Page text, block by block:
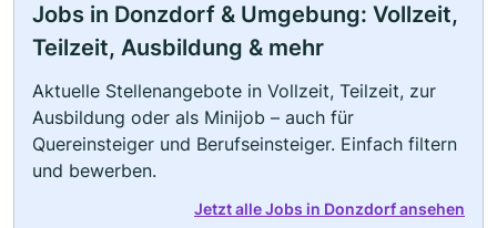
Jobs in Donzdorf & Umgebung: Vollzeit,
Teilzeit, Ausbildung & mehr
Aktuelle Stellenangebote in Vollzeit, Teilzeit, zur
Ausbildung oder als Minijob – auch für
Quereinsteiger und Berufseinsteiger. Einfach filtern
und bewerben.
Jetzt alle Jobs in Donzdorf ansehen